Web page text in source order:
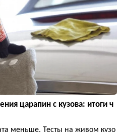
царапин с кузова: итоги ч
меньше. Тесты на живом кузо